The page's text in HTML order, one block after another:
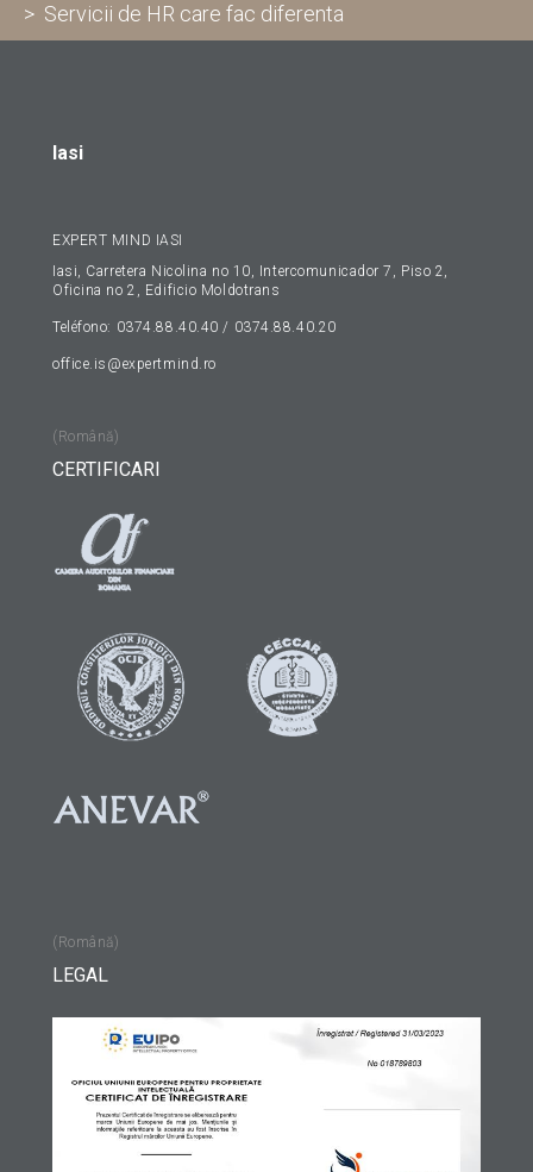
> Servicii de HR care fac diferenta
Iasi
EXPERT MIND IASI
Iasi, Carretera Nicolina no 10, Intercomunicador 7, Piso 2,
Oficina no 2, Edificio Moldotrans
Teléfono: 0374.88.40.40 / 0374.88.40.20
office.is@expertmind.ro
(Română)
CERTIFICARI
(Română)
LEGAL